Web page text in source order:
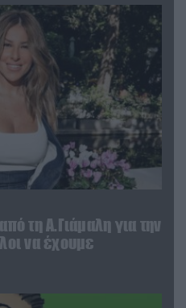
τη Α.Γιάμαλη για την
να έχουμε